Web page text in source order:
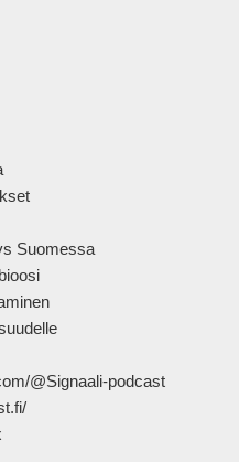
Suomessa
@Signaali-podcast